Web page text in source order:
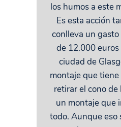
los humos a este
Es esta acción
conlleva un
de 12.000 euros
ciudad de
montaje que
retirar el cono de
un montaje que
todo. Aunque eso